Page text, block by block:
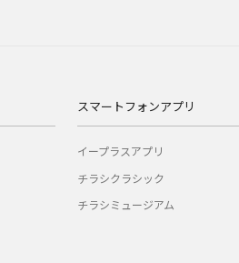
スマートフォンアプリ
イープラスアプリ
チラシクラシック
チラシミュージアム